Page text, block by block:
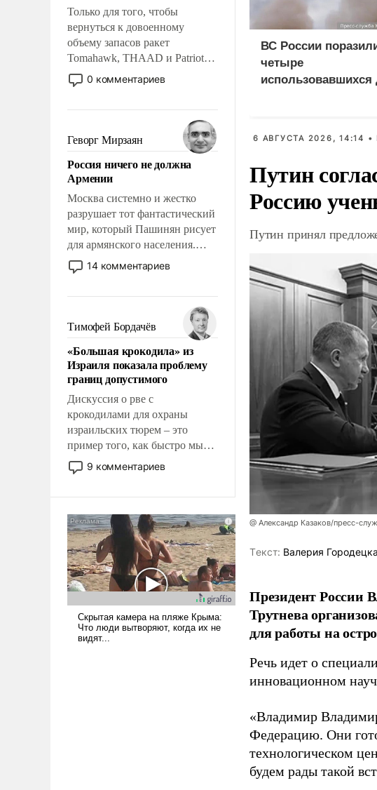
Только для того, чтобы
вернуться к довоенному
объему запасов ракет
Tomahawk, THAAD и Patriot
США потребуется более трех
лет. Даже небольшая война с
Сложившаяся ситуация
означает многолетний период
уязвимости США, например,
перед Китаем.
0 комментариев
Геворг Мирзаян
Россия ничего не должна
Армении
Москва системно и жестко
разрушает тот фантастический
мир, который Пашинян рисует
для армянского населения.
Мир, где этому населению все
должны просто по
политические прожекты будут
беспрекословно оплачиваться
за счет российских
налогоплательщиков и где за
свои поступки не нужно
отвечать.
14 комментариев
Тимофей Бордачёв
«Большая крокодила» из
Израиля показала проблему
границ допустимого
Дискуссия о рве с
крокодилами для охраны
израильских тюрем – это
пример того, как быстро мы
двигаемся по пути
революционных изменений.
псевдонаучной фантастики,
стало всерьез обсуждаемой
идеей.
9 комментариев
ВС России
четыре
использовавшихся
6 АВГУСТА 2026, 14:14 •
Путин
Россию
Путин принял
@ Александр Казаков/пресс-
Tекст: Валерия
Президент России
Трутнева
для работы на
Речь идет о
инновационном
«Владимир
Федерацию. Они
технологическом
будем рады такой